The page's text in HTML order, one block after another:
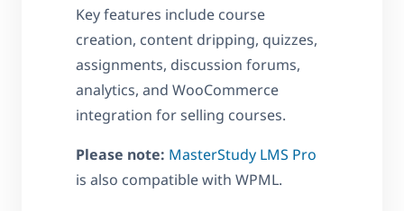
Key features include course
creation, content dripping, quizzes,
assignments, discussion forums,
analytics, and WooCommerce
integration for selling courses.
Please note: MasterStudy LMS Pro
is also compatible with WPML.